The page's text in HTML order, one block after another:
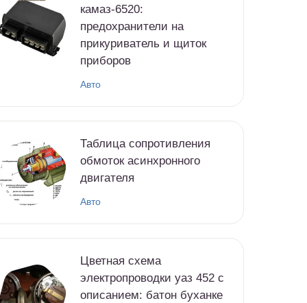
камаз-6520:
предохранители на
прикуриватель и щиток
приборов
Авто
Таблица сопротивления
обмоток асинхронного
двигателя
Авто
Цветная схема
электропроводки уаз 452 с
описанием: батон буханке